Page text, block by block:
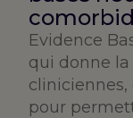
Evidence
qui donne
cliniciennes,
pour